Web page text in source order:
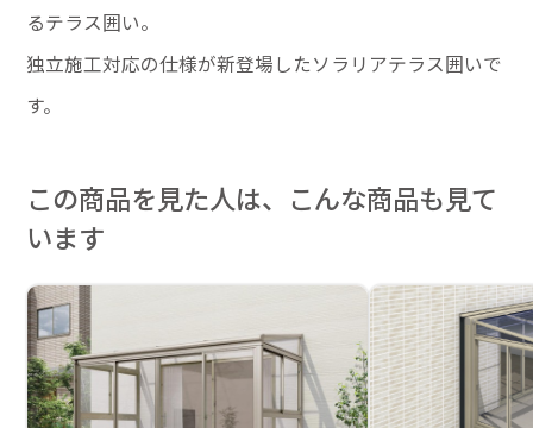
るテラス囲い。
独立施工対応の仕様が新登場したソラリアテラス囲いで
す。
この商品を見た人は、こんな商品も見て
います